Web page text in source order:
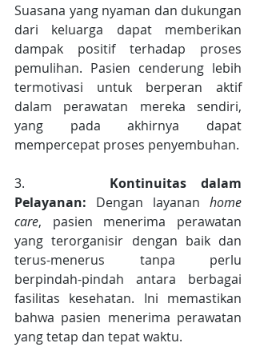
Suasana yang nyaman dan dukungan
dari keluarga dapat memberikan
dampak positif terhadap proses
pemulihan. Pasien cenderung lebih
termotivasi untuk berperan aktif
dalam perawatan mereka sendiri,
yang pada akhirnya dapat
mempercepat proses penyembuhan.
3. Kontinuitas dalam
Pelayanan: Dengan layanan home
care, pasien menerima perawatan
yang terorganisir dengan baik dan
terus-menerus tanpa perlu
berpindah-pindah antara berbagai
fasilitas kesehatan. Ini memastikan
bahwa pasien menerima perawatan
yang tetap dan tepat waktu.